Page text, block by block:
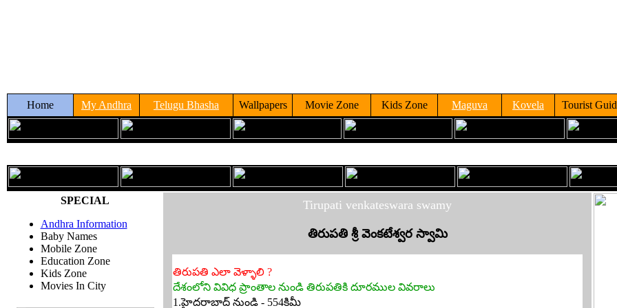
Home My Andhra Telugu Bhasha Wallpapers Movie Zone Kids Zone Maguva Kovela Tourist
SPECIAL
Andhra Information
Baby Names
Mobile Zone
Education Zone
Kids Zone
Movies In City
Tirupati venkateswara swamy
తిరుపతి శ్రీ వెంకటేశ్వర స్వామి
తిరుపతి ఎలా వెళ్ళాలి ?
దేశంలోని వివిధ ప్రాంతాల నుండి తిరుపతికి దూరముల వివరాలు
1.హైదరాబాద్ నుండి - 554కిమీ